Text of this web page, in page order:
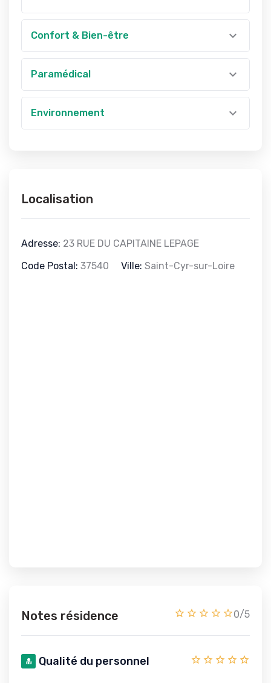
Confort & Bien-être
Paramédical
Environnement
Localisation
Adresse: 23 RUE DU CAPITAINE LEPAGE
Code Postal: 37540 Ville: Saint-Cyr-sur-Loire
Notes résidence 0/5
Qualité du personnel